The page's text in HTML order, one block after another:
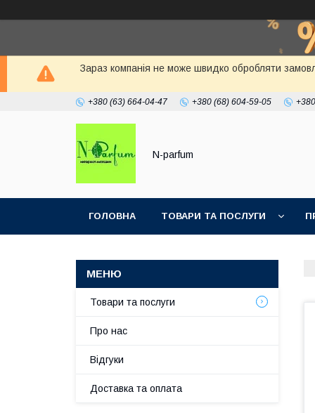
Зараз компанія не може швидко обробляти
+380 (63) 664-04-47 +380 (68) 604-59-05
N-parfum
ГОЛОВНА ТОВАРИ ТА ПОСЛУГИ
Товари та послуги
Про нас
Відгуки
Доставка та оплата